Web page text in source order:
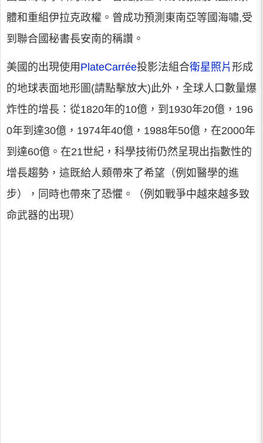
體和重組伊拉克政權。曾成功預測東南亞等國海嘯,受
到聯合國秘書長安南的稱讚。
美國的出現使用 PlateCarrée投影法組合衛星照片 形成
的地球表面地形圖(請點擊放大)此外，全球人口數量爆
炸性的增長：從1820年的10億，到1930年20億，196
0年到達30億，1974年40億，1988年50億，在2000年
到達60億。在21世紀，科學技術仍然呈現出指數性的
增長趨勢，這既給人類帶來了希望（例如醫學的進
步），同時也帶來了恐懼。（例如戰爭中越來越多致
命武器的出現）